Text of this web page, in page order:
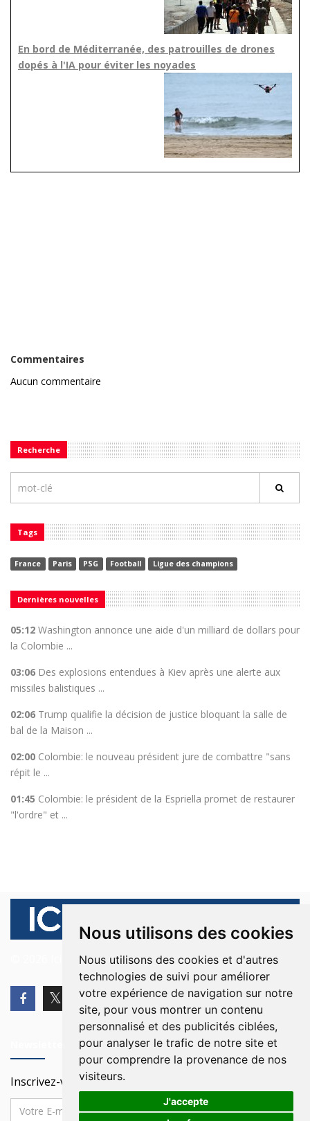
Nous utilisons des cookies
Nous utilisons des cookies et d'autres
technologies de suivi pour améliorer
votre expérience de navigation sur notre
site, pour vous montrer un contenu
personnalisé et des publicités ciblées,
pour analyser le trafic de notre site et
pour comprendre la provenance de nos
visiteurs.
J'accepte
En bord de Méditerranée, des patrouilles de drones
dopés à l'IA pour éviter les noyades
Commentaires
Aucun commentaire
Recherche
Tags
France Paris PSG Football Ligue des champions
Dernières nouvelles
05:12 Washington annonce une aide d'un milliard de dollars pour
la Colombie ...
03:06 Des explosions entendues à Kiev après une alerte aux
missiles balistiques ...
02:06 Trump qualifie la décision de justice bloquant la salle de
bal de la Maison ...
02:00 Colombie: le nouveau président jure de combattre "sans
répit le ...
01:45 Colombie: le président de la Espriella promet de restaurer
"l'ordre" et ...
© 2026 Ici Beyrouth. Tous les droits sont réservés.
Inscrivez-vous à notre Newsletter